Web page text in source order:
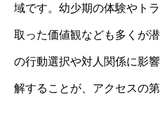
域です。幼少期の体験やト
取った価値観なども多くが
の行動選択や対人関係に影
解することが、アクセスの